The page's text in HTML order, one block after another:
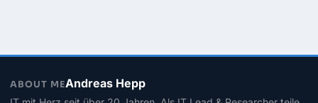
ABOUT MEAndreas Hepp